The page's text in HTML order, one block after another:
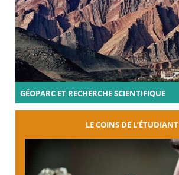
GÉOPARC ET RECHERCHE SCIENTIFIQUE
LE COINS DE L’ÉTUDIANT